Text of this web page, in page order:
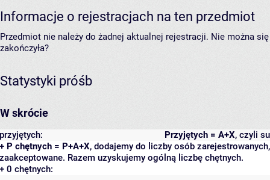
Informacje o rejestracjach na ten przedmiot
Przedmiot nie należy do żadnej aktualnej rejestracji. Nie można
zakończyła?
Statystyki próśb
W skrócie
Przyjętych = A+X, czyli
przyjętych:
+ P chętnych = P+A+X, dodajemy do liczby osób
zaakceptowane. Razem uzyskujemy ogólną liczbę chętnych.
+ 0 chętnych: